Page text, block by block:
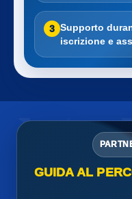
3 Supporto
iscrizione e
GUIDA AL